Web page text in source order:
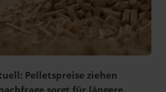
Pelletspreise ziehen